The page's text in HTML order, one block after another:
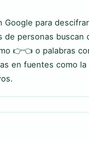
Google para
personas buscan
👉👈 o palabras
en fuentes como la